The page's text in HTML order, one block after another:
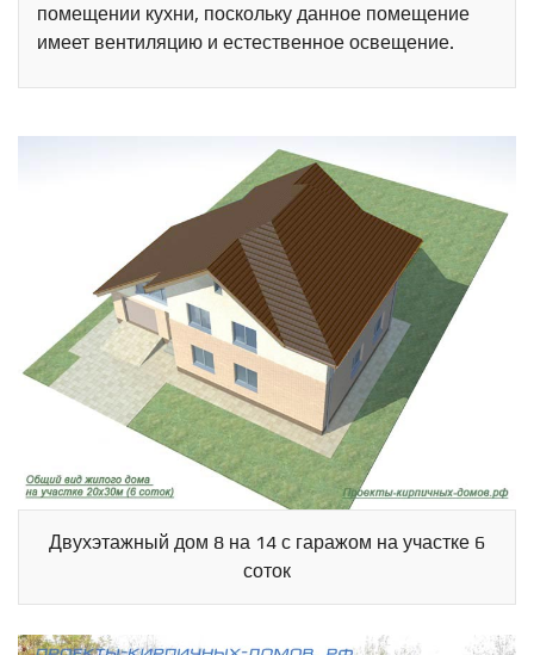
помещении кухни, поскольку данное помещение
имеет вентиляцию и естественное освещение.
Двухэтажный дом 8 на 14 с гаражом на участке 6
соток